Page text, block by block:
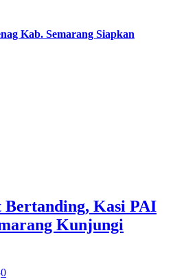
Kab. Semarang Siapkan
Bertanding, Kasi PAI
Kunjungi
0